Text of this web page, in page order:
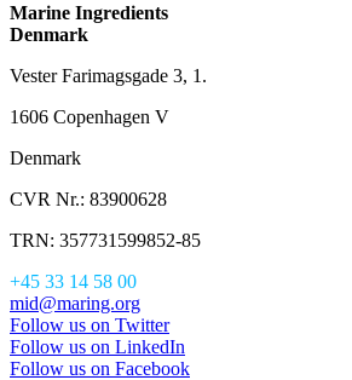
Marine Ingredients
Denmark
Vester Farimagsgade 3, 1.
1606 Copenhagen V
Denmark
CVR Nr.: 83900628
TRN: 357731599852-85
+45 33 14 58 00
mid@maring.org
Follow us on Twitter
Follow us on LinkedIn
Follow us on Facebook